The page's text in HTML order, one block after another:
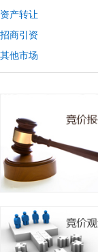
资产转让
招商引资
其他市场